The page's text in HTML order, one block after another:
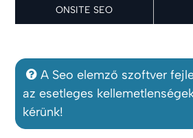
ONSITE SEO
A Seo elemző szoftver
az esetleges
kérünk!